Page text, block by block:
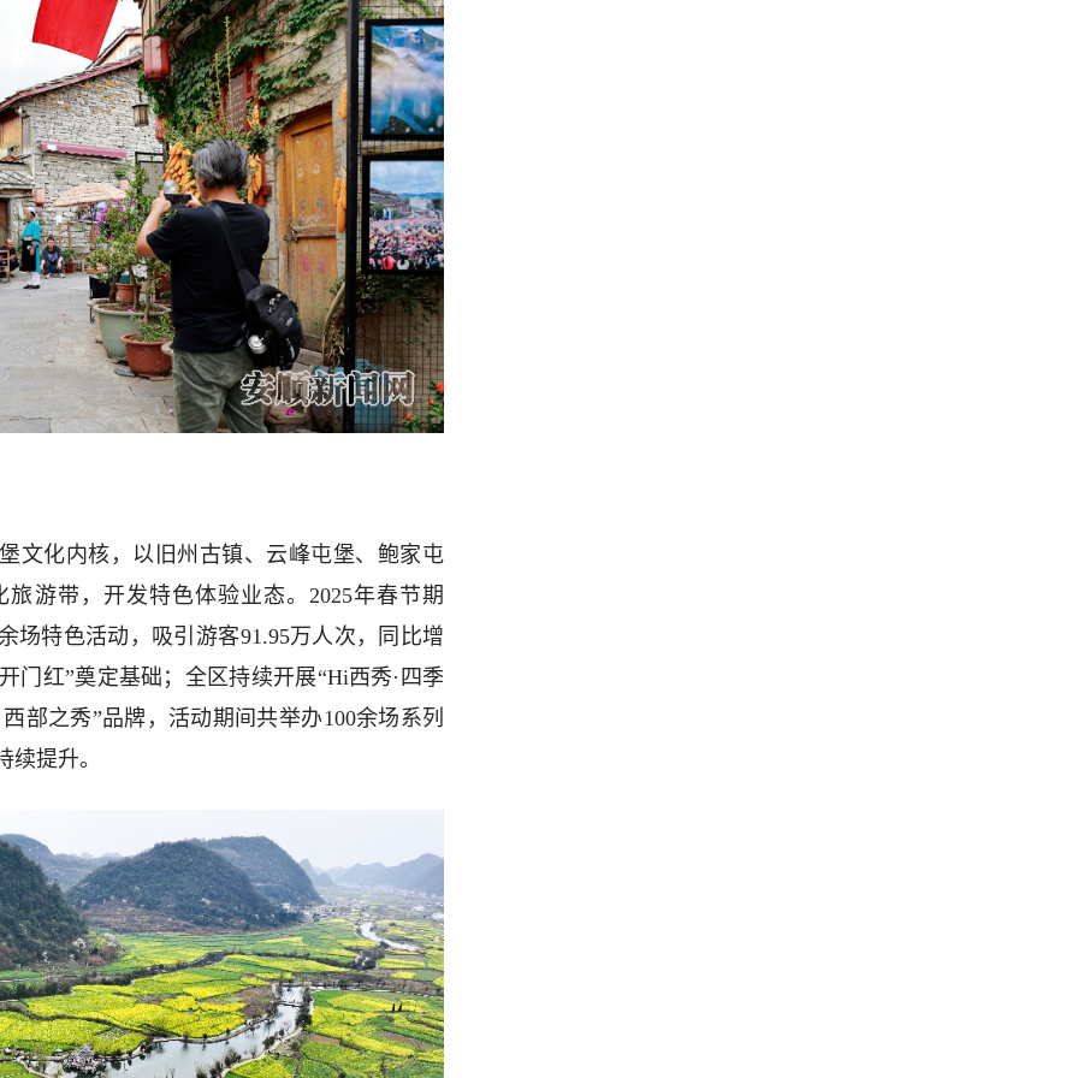
文化内核，以旧州古镇、云峰屯堡、鲍家屯
游带，开发特色体验业态。2025年春节期
场特色活动，吸引游客91.95万人次，同比增
门红”奠定基础；全区持续开展“Hi西秀·四季
部之秀”品牌，活动期间共举办100余场系列
提升。